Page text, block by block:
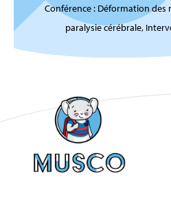
Conférence : Déformation
paralysie cérébrale,